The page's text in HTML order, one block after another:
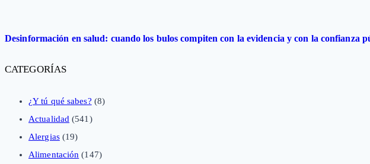
Desinformación en salud: cuando los bulos compiten con la evidencia y con la confianza
CATEGORÍAS
¿Y tú qué sabes? (8)
Actualidad (541)
Alergias(19)
Alimentación (147)